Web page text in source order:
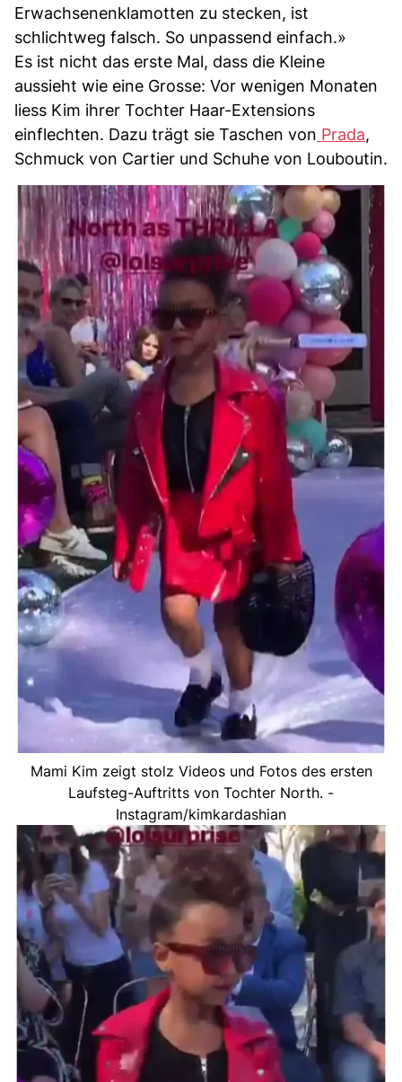
Erwachsenenklamotten zu stecken, ist
schlichtweg falsch. So unpassend einfach.»
Es ist nicht das erste Mal, dass die Kleine
aussieht wie eine Grosse: Vor wenigen Monaten
liess Kim ihrer Tochter Haar-Extensions
einflechten. Dazu trägt sie Taschen von Prada,
Schmuck von Cartier und Schuhe von Louboutin.
Mami Kim zeigt stolz Videos und Fotos des ersten
Laufsteg-Auftritts von Tochter North. -
Instagram/kimkardashian